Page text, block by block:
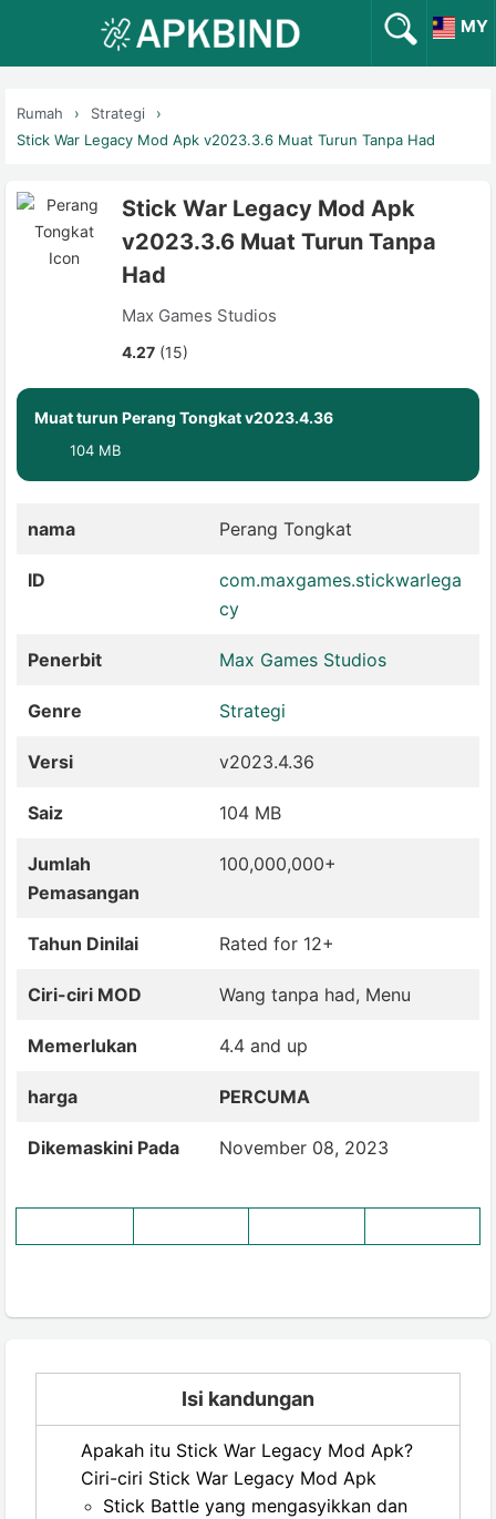
MY
Rumah
Strategi
Stick War Legacy Mod Apk v2023.3.6 Muat Turun Tanpa Had
Stick War Legacy Mod Apk
v2023.3.6 Muat Turun Tanpa
Had
Max Games Studios
4.27 (15)
Muat turun Perang Tongkat v2023.4.36
104 MB
nama Perang Tongkat
ID
com.maxgames.stickwarlega
cy
Penerbit Max Games Studios
Genre Strategi
Versi v2023.4.36
Saiz 104 MB
Jumlah
Pemasangan
100,000,000+
Tahun Dinilai Rated for 12+
Ciri-ciri MOD Wang tanpa had, Menu
Memerlukan 4.4 and up
harga PERCUMA
Dikemaskini Pada November 08, 2023
Isi kandungan
Apakah itu Stick War Legacy Mod Apk?
Ciri-ciri Stick War Legacy Mod Apk
Stick Battle yang mengasyikkan dan